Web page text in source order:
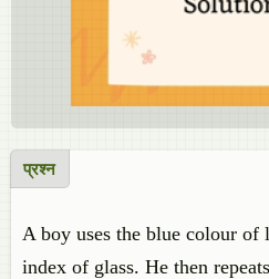
प्रश्न
A boy uses the blue colour
index of glass. He then